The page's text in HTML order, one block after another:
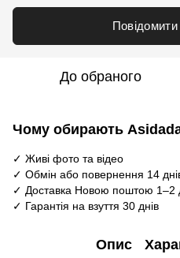
До обраного
Чому обирають
✓ Живі фото та відео
✓ Обмін або повернення 14
✓ Доставка Новою поштою 1–2
✓ Гарантія на взуття 30 днів
Опис